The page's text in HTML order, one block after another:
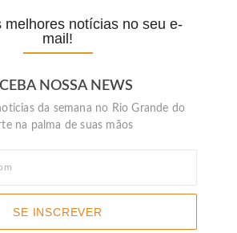
melhores notícias no seu e-
mail!
NOSSA NEWS
da semana no Rio Grande do
na palma de suas mãos
SE INSCREVER